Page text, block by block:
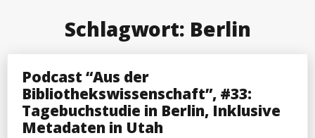
Schlagwort: Berlin
Podcast “Aus der
Bibliothekswissenschaft”, #33:
Tagebuchstudie in Berlin, Inklusive
Metadaten in Utah